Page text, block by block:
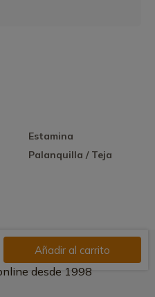
Estamina
Palanquilla / Teja
Añadir al carrito
desde 1998